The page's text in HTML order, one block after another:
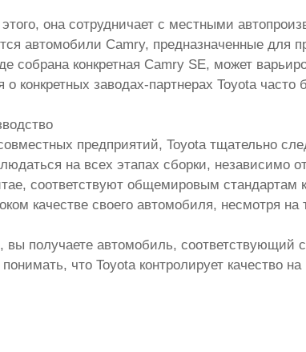
она сотрудничает с местными
автомобили Camry, предназначенные
собрана конкретная Camry SE, может
заводах-партнерах Toyota часто
предприятий, Toyota тщательно
на всех этапах сборки, независимо
соответствуют общемировым стандартам
качестве своего автомобиля, несмотря на
получаете автомобиль, соответствующий
что Toyota контролирует качество